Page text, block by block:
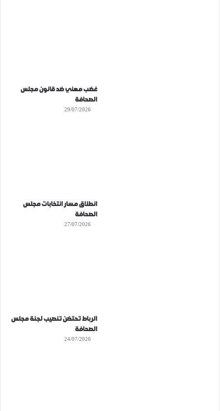
غضب مهني ضد قانون مجلس
الصحافة
29/07/2026
انطلاق مسار انتخابات مجلس
الصحافة
27/07/2026
الرباط تحتضن تنصيب لجنة مجلس
الصحافة
24/07/2026